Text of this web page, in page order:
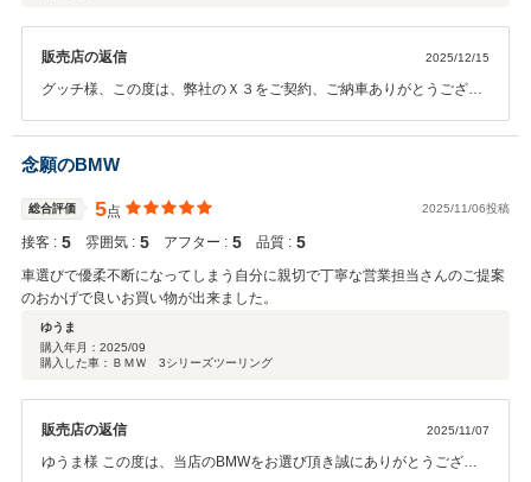
販売店の返信 2025/12/15
グッチ様、この度は、弊社のＸ３をご契約、ご納車ありがとうござい
た。引き続き、グッチ様のBMWライフをサポートさせて頂きますの
で、何卒よろしくお願い申し上げます。担当：尾野島
念願のBMW
総合評価 5点 2025/11/06投稿
接客 : 5 雰囲気 : 5 アフター : 5 品質 : 5
車選びで優柔不断になってしまう自分に親切で丁寧な営業担当さんのご提案
のおかげで良いお買い物が出来ました。
ゆうま
購入年月： 2025/09
購入した車：ＢＭＷ 3シリーズツーリング
販売店の返信 2025/11/07
ゆうま様 この度は、当店のBMWをお選び頂き誠にありがとうござい